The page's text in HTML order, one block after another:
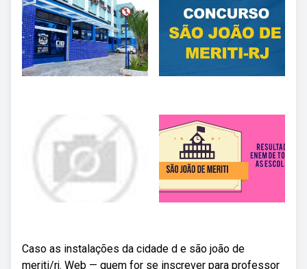
Caso as instalações da cidade d e são joão de
meriti/rj. Web — quem for se inscrever para professor